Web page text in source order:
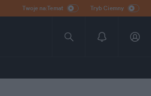
Twoje na:Temat Tryb Ciemny